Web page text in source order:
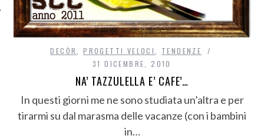
DECÒR ,PROGETTI VELOCI
TENDENZE
31 DICEMBRE, 2010
NA’ TAZZULELLA E’ CAFE’…
In questi giorni me ne sono studiata un’altra e per
tirarmi su dal marasma delle vacanze (con i bambini
in…